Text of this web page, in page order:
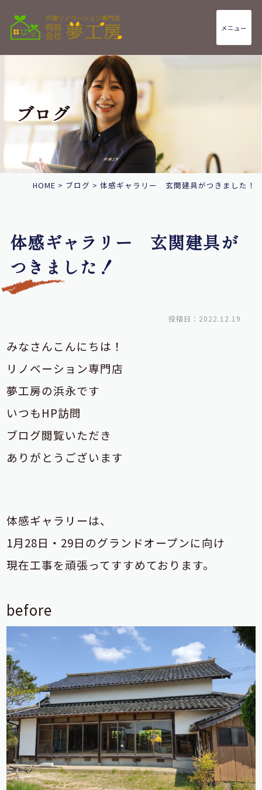
メニュー
ブログ
HOME > ブログ > 体感ギャラリー 玄関建具がつきました！
体感ギャラリー 玄関建具が
つきました！
投稿日：2022.12.19
みなさんこんにちは！
リノベーション専門店
夢工房の浜永です
いつもHP訪問
ブログ閲覧いただき
ありがとうございます
体感ギャラリーは、
1月28日・29日のグランドオープンに向け
現在工事を頑張ってすすめております。
before